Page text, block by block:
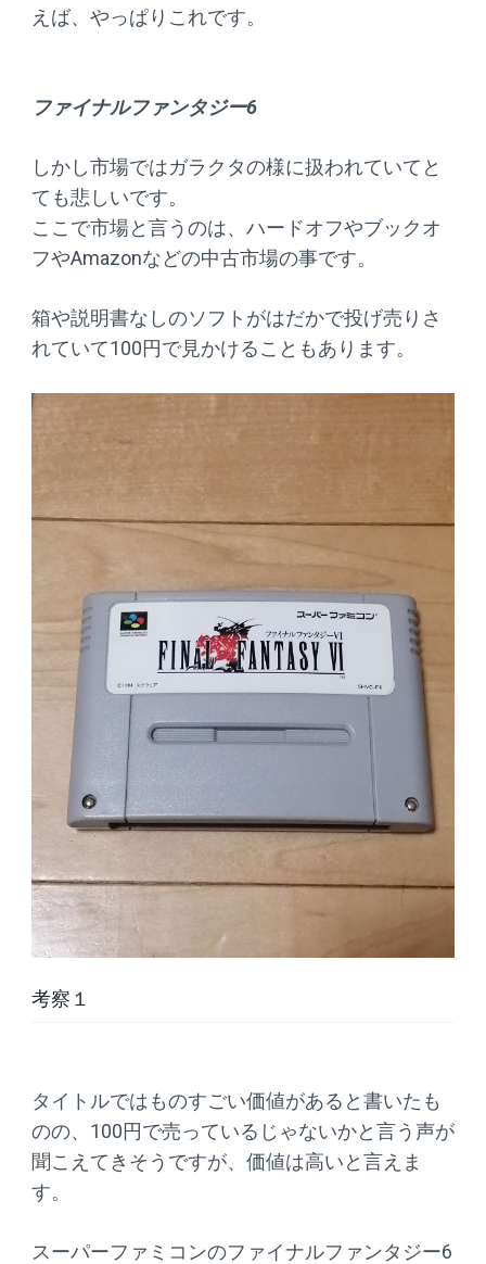
えば、やっぱりこれです。
ファイナルファンタジー6
しかし市場ではガラクタの様に扱われていてと
ても悲しいです。
ここで市場と言うのは、ハードオフやブックオ
フやAmazonなどの中古市場の事です。
箱や説明書なしのソフトがはだかで投げ売りさ
れていて100円で見かけることもあります。
考察１
タイトルではものすごい価値があると書いたも
のの、100円で売っているじゃないかと言う声が
聞こえてきそうですが、価値は高いと言えま
す。
スーパーファミコンのファイナルファンタジー6